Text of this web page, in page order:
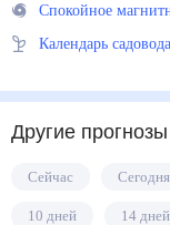
Спокойное
Календарь
Другие прогнозы
Сейчас Сегодня
10 дней 14 дней